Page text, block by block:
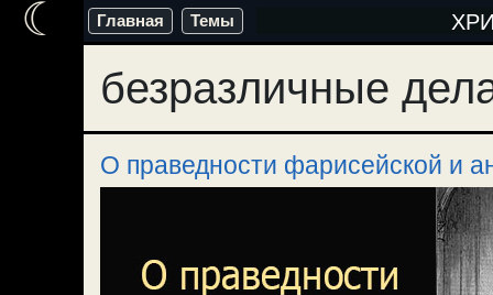
Перейти
содержимому
Главная Темы
безразличные
О праведности фарисейской и
☾